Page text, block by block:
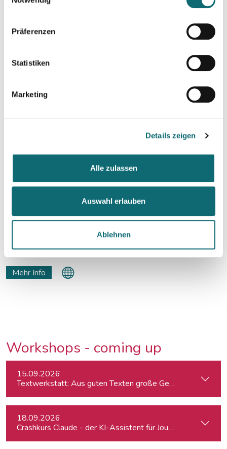
Präferenzen
Statistiken
Marketing
Details zeigen
Alle zulassen
Auswahl erlauben
Ablehnen
Redakteur, Kolumnist, Dozent, Format-
Entwickler, Moderator
York Pijahnhat die Henri-Nannen-Journalistenschule
besucht, als Redakteur für GEO und als Reporter für viele
wie Gruner+Jahr. Seit zehn Jahren unterrichtet er Storytelling.
Mehr Info
Workshops - coming up
15.09.2026
Textwerkstatt: Aus guten Texten große Geschichten
18.09.2026
Crashkurs Claude - der KI-Assistent für Journalist:innen